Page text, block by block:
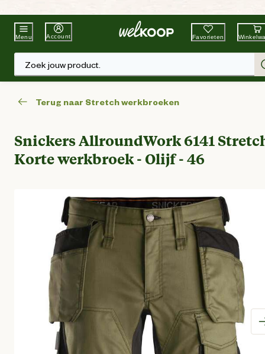
Beste WinkelketenTuin & Dier
Menu Account Favorieten
Zoek jouw product.
Terug naar Stretch werkbroeken
Snickers AllroundWork 6141
Korte werkbroek - Olijf - 46